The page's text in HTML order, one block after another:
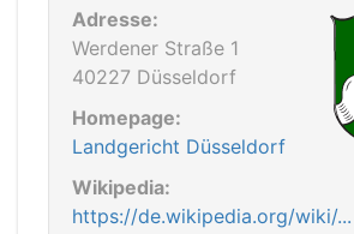
Adresse:
Werdener Straße 1
40227 Düsseldorf
Homepage:
Landgericht Düsseldorf
Wikipedia:
https://de.wikipedia.org/wiki/...